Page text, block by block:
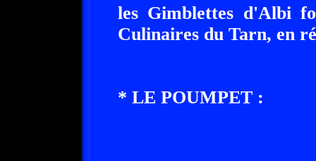
les Gimblettes d'Albi
Culinaires du Tarn, en
* LE POUMPET :